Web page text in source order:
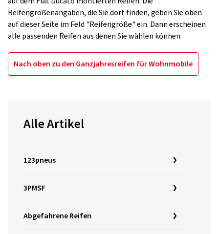
Reifengrößenangaben, die Sie dort finden, geben Sie oben
auf dieser Seite im Feld "Reifengröße" ein. Dann erscheinen
alle passenden Reifen aus denen Sie wählen können.
Nach oben zu den Ganzjahresreifen für Wohnmobile
Alle Artikel
123pneus
3PMSF
Abgefahrene Reifen